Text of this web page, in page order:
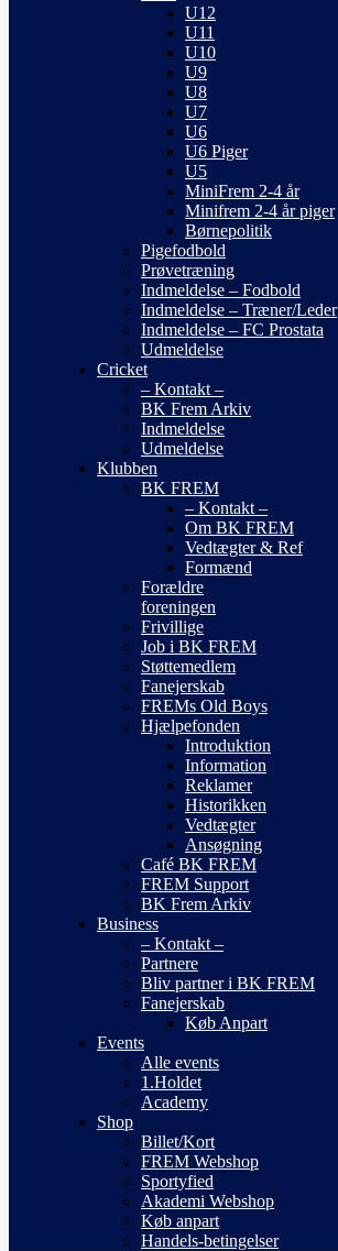
U12
U11
U10
U9
U8
U7
U6
U6 Piger
U5
MiniFrem 2-4 år
Minifrem 2-4 år piger
Børnepolitik
Pigefodbold
Prøvetræning
Indmeldelse – Fodbold
Indmeldelse – Træner/Leder
Indmeldelse – FC Prostata
Udmeldelse
Cricket
– Kontakt –
BK Frem Arkiv
Indmeldelse
Udmeldelse
Klubben
BK FREM
– Kontakt –
Om BK FREM
Vedtægter & Ref
Formænd
Forældre
foreningen
Frivillige
Job i BK FREM
Støttemedlem
Fanejerskab
FREMs Old Boys
Hjælpefonden
Introduktion
Information
Reklamer
Historikken
Vedtægter
Ansøgning
Café BK FREM
FREM Support
BK Frem Arkiv
Business
– Kontakt –
Partnere
Bliv partner i BK FREM
Fanejerskab
Køb Anpart
Events
Alle events
1.Holdet
Academy
Shop
Billet/Kort
FREM Webshop
Sportyfied
Akademi Webshop
Køb anpart
Handels-betingelser